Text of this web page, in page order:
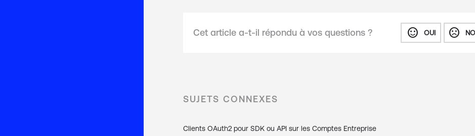
Cet article a-t-il répondu à vos questions ? sentiment_satisfied OUI sentiment_dissatisfied
SUJETS CONNEXES
Clients OAuth2 pour SDK ou API sur les Comptes Entreprise